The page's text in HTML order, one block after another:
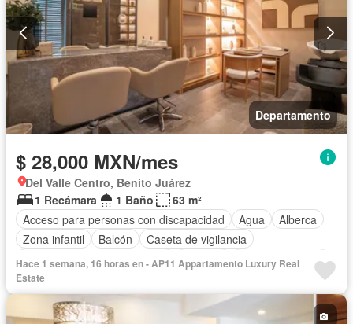
Departamento
$ 28,000 MXN/mes
Del Valle Centro, Benito Juárez
1 Recámara
1 Baño
63 m²
Acceso para personas con discapacidad
Agua
Alberca
Zona infantil
Balcón
Caseta de vigilancia
Circuito cerrado de televisión
Cisterna
Cocina equipada
Cocina integral
Elevador
Estacionamiento Gas natural
Gimnasio
Internet
Jacuzzi
Despacho
Hace 1 semana, 16 horas en - AP11 Appartamento Luxury Real
Estate